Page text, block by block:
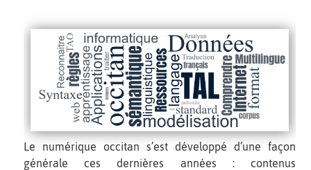
Le numérique occitan s’est développé d’une façon
générale ces dernières années : contenus